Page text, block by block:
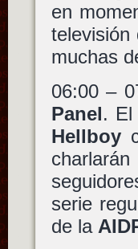
en
muchas
06:00 –
Panel. El
Hellboy
serie
de la